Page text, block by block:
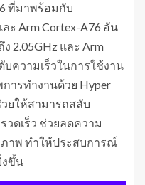
ที่มาพร้อมกับ
ะ Arm Cortex-A76 อัน
2.05GHz และ Arm
ความเร็วในการใช้งาน
ารทำงานด้วย Hyper
วยให้สามารถสลับ
วดเร็ว ช่วยลดความ
าพ ทำให้ประสบการณ์
ขึ้น